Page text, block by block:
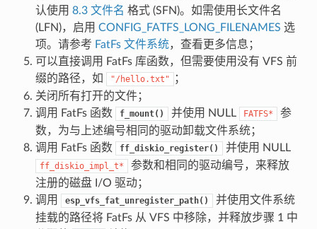
认使用 8.3 文件名 格式 (SFN)。如需使用长文件名
(LFN)，启用 CONFIG_FATFS_LONG_FILENAMES 选
项。请参考 FatFs 文件系统，查看更多信息；
可以直接调用 FatFs 库函数，但需要使用没有 VFS 前
缀的路径，如
"/hello.txt"
；
关闭所有打开的文件；
调用 FatFs 函数
f_mount() 并使用 NULL FATFS*
参
数，为与上述编号相同的驱动卸载文件系统；
调用 FatFs 函数
ff_diskio_register() 并使用 NULL
ff_diskio_impl_t*
参数和相同的驱动编号，来释放
注册的磁盘 I/O 驱动；
调用
esp_vfs_fat_unregister_path()
并使用文件系统
挂载的路径将 FatFs 从 VFS 中移除，并释放步骤 1 中